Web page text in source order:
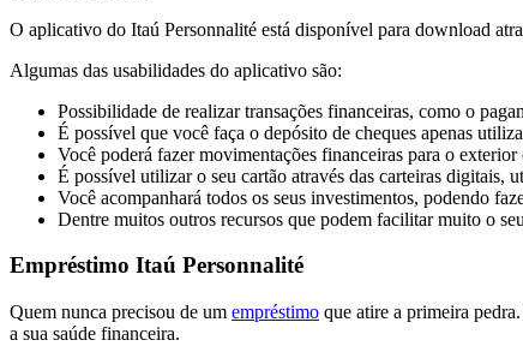
O aplicativo do Itaú Personnalité está disponível para download
Algumas das usabilidades do aplicativo são:
Possibilidade de realizar transações financeiras, como o
É possível que você faça o depósito de cheques apenas
Você poderá fazer movimentações financeiras para o exterior
É possível utilizar o seu cartão através das carteiras digitais,
Você acompanhará todos os seus investimentos, podendo
Dentre muitos outros recursos que podem facilitar muito o
Empréstimo Itaú Personnalité
Quem nunca precisou de um empréstimo que atire a primeira
a sua saúde financeira.